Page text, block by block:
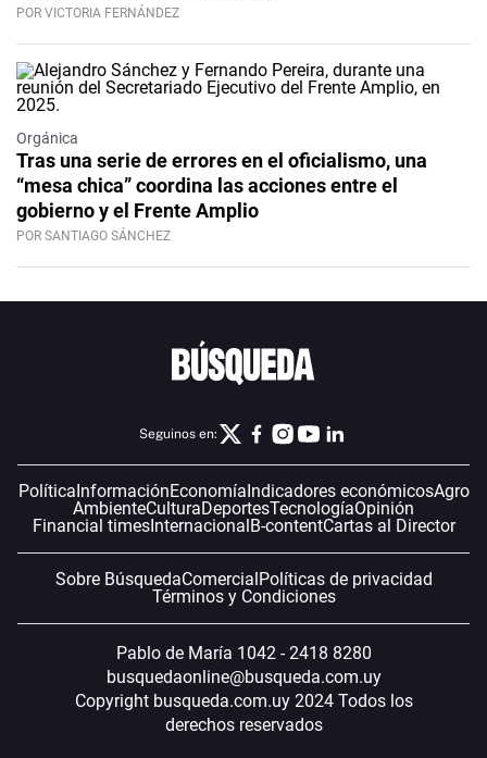
POR VICTORIA FERNÁNDEZ
Orgánica
Tras una serie de errores en el oficialismo, una
“mesa chica” coordina las acciones entre el
gobierno y el Frente Amplio
POR SANTIAGO SÁNCHEZ
Seguinos en:
Política InformaciónEconomía Indicadores económicosAgro
AmbienteCulturaDeportesTecnologíaOpinión
Financial timesInternacional B-contentCartas al Director
Sobre BúsquedaComercial Políticas de privacidad
Términos y Condiciones
Pablo de María 1042 - 2418 8280
busquedaonline@busqueda.com.uy
Copyright busqueda.com.uy 2024 Todos los
derechos reservados